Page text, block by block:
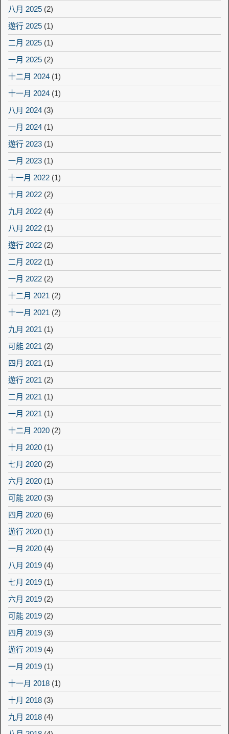
八月 2025 (2)
遊行 2025 (1)
二月 2025 (1)
一月 2025 (2)
十二月 2024 (1)
十一月 2024 (1)
八月 2024 (3)
一月 2024 (1)
遊行 2023 (1)
一月 2023 (1)
十一月 2022 (1)
十月 2022 (2)
九月 2022 (4)
八月 2022 (1)
遊行 2022 (2)
二月 2022 (1)
一月 2022 (2)
十二月 2021 (2)
十一月 2021 (2)
九月 2021 (1)
可能 2021 (2)
四月 2021 (1)
遊行 2021 (2)
二月 2021 (1)
一月 2021 (1)
十二月 2020 (2)
十月 2020 (1)
七月 2020 (2)
六月 2020 (1)
可能 2020 (3)
四月 2020 (6)
遊行 2020 (1)
一月 2020 (4)
八月 2019 (4)
七月 2019 (1)
六月 2019 (2)
可能 2019 (2)
四月 2019 (3)
遊行 2019 (4)
一月 2019 (1)
十一月 2018 (1)
十月 2018 (3)
九月 2018 (4)